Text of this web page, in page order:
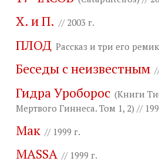
Х. и П. // 2003 г.
ПЛОД Рассказ и три его
Беседы с неизвестным
Гидра Уроборос (Книги
Мертвого Гиннеса. Том 1, 2) //
Мак // 1999 г.
MASSA // 1999 г.